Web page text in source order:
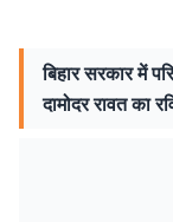
बिहार सरकार में
दामोदर रावत का